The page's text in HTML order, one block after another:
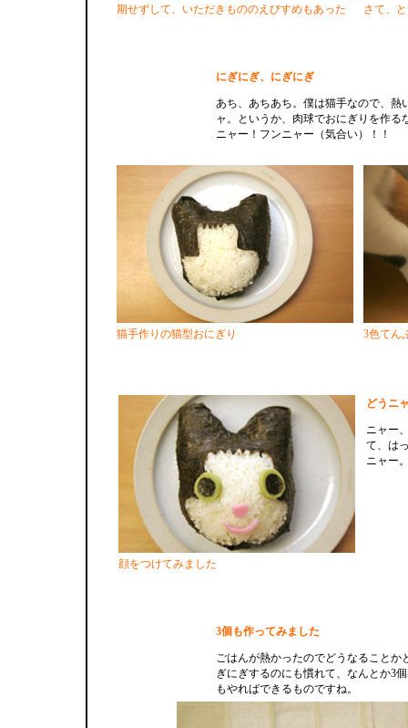
期せずして、いただきもののえびすめもあった さて、
にぎにぎ、にぎにぎ
あち、あちあち。僕は猫手なので、熱
ャ。というか、肉球でおにぎりを作る
ニャー！フンニャー（気合い）！！
猫手作りの猫型おにぎり 3色てん
顔をつけてみました
どうニ
ニャー
て、は
ニャー
3個も作ってみました
ごはんが熱かったのでどうなることか
ぎにぎするのにも慣れて、なんとか3
もやればできるものですね。